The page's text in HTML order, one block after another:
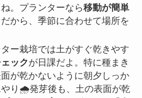
。プランターなら移動が簡単
から、季節に合わせて場所を
ター栽培では土がすぐ乾きやす
ックが日課だよ。特に種まき
が乾かないように朝夕しっか
やり🌧️発芽後も、土の表面が乾